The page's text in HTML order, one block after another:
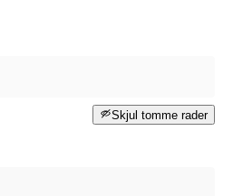
Skjul tomme rader